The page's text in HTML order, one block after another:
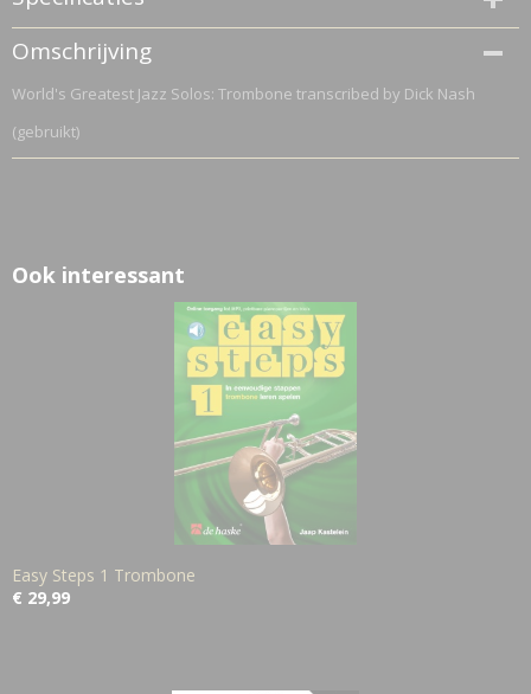
Netto gewicht
0,21 Kg
Bruto gewicht
Omschrijving
World's Greatest Jazz Solos: Trombone transcribed by Dick Nash
(gebruikt)
Ook interessant
Easy Steps 1 Trombone
€ 29,99